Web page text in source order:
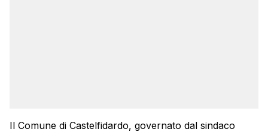
Il Comune di Castelfidardo, governato dal sindaco